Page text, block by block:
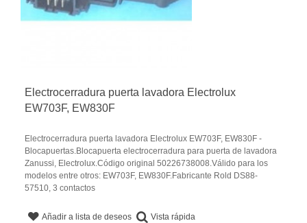
Electrocerradura puerta lavadora Electrolux
EW703F, EW830F
Electrocerradura puerta lavadora Electrolux EW703F, EW830F -
Blocapuertas.Blocapuerta electrocerradura para puerta de lavadora
Zanussi, Electrolux.Código original 50226738008.Válido para los
modelos entre otros: EW703F, EW830F.Fabricante Rold DS88-
57510, 3 contactos
Añadir a lista de deseos Vista rápida